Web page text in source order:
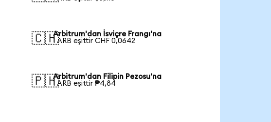
🇨🇭Arbitrum'dan İsviçre Frangı'na
1 ARB eşittir CHF 0,0642
🇵🇭Arbitrum'dan Filipin Pezosu'na
1 ARB eşittir ₱4,84